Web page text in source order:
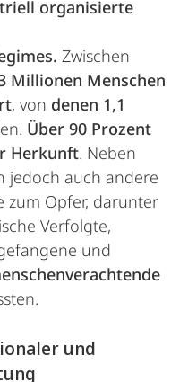
organisierte
Zwischen
Millionen Menschen
, von denen 1,1
Über 90 Prozent
Herkunft. Neben
jedoch auch andere
zum Opfer, darunter
Verfolgte,
und
und